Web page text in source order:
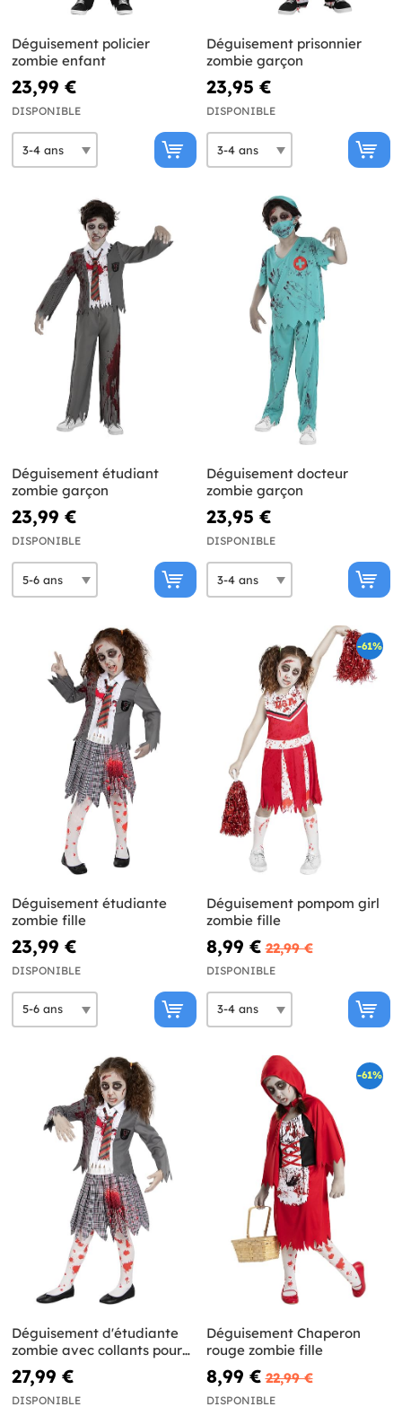
Déguisement policier
zombie enfant
23,99 €
DISPONIBLE
Déguisement prisonnier
zombie garçon
23,95 €
DISPONIBLE
Déguisement étudiant
zombie garçon
23,99 €
DISPONIBLE
Déguisement docteur
zombie garçon
23,95 €
DISPONIBLE
Déguisement étudiante
zombie fille
23,99 €
DISPONIBLE
-61%
Déguisement pompom girl
zombie fille
8,99 € 22,99 €
DISPONIBLE
Déguisement d'étudiante
zombie avec collants pour
fille
27,99 €
DISPONIBLE
-61%
Déguisement Chaperon
rouge zombie fille
8,99 € 22,99 €
DISPONIBLE